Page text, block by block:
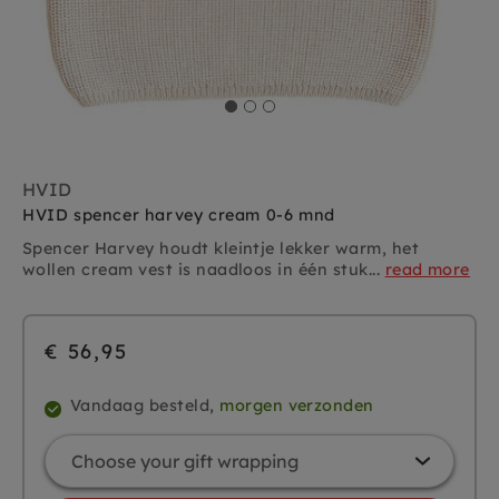
HVID
HVID spencer harvey cream 0-6 mnd
Spencer Harvey houdt kleintje lekker warm, het
wollen cream vest is naadloos in één stuk... read more
€ 56,95
Vandaag besteld, morgen verzonden